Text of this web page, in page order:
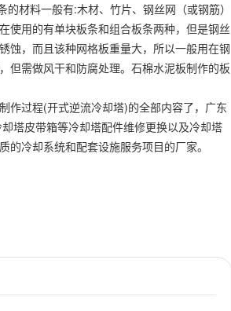
材料一般有:木材、竹片、钢丝网（或钢筋）
使用的有单块板条和组合板条两种，但是钢丝
蚀，而且该种网格板重量大，所以一般用在钢
但需做风干和防腐处理。石棉水泥板制作的板
作过程(开式逆流冷却塔)的全部内容了，广东
塔皮带箱等冷却塔配件维修更换以及冷却塔
冷却系统和配套设施服务项目的厂家。